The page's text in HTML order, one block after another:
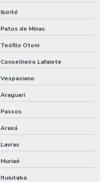
Ibirité
Patos de Minas
Teófilo Otoni
Conselheiro Lafaiete
Vespasiano
Araguari
Passos
Araxá
Lavras
Muriaé
Ituiutaba